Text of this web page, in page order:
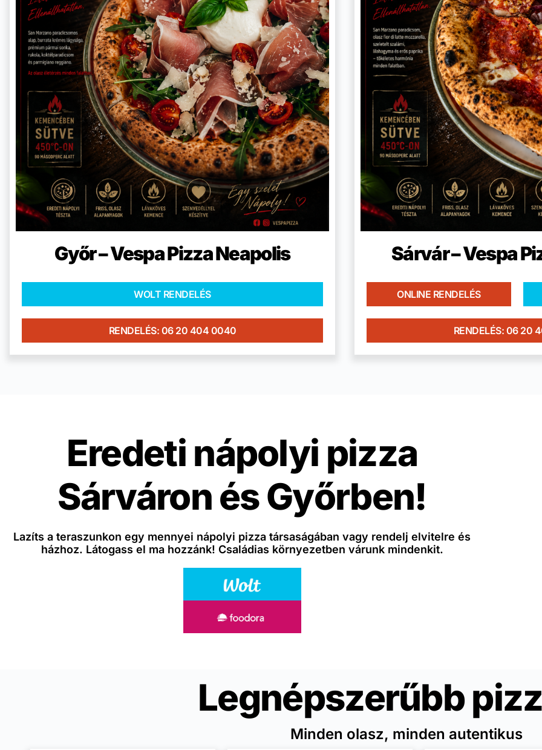
Győr – Vespa Pizza Neapolis
WOLT RENDELÉS
RENDELÉS: 06 20 404 0040
Sárvár – Vespa
ONLINE RENDELÉS
RENDELÉS: 06 20
Eredeti nápolyi pizza
Sárváron és Győrben!
Lazíts a teraszunkon egy mennyei nápolyi pizza társaságában vagy rendelj elvitelre és
házhoz. Látogass el ma hozzánk! Családias környezetben várunk mindenkit.
Legnépszerűbb
Minden olasz, minden autentikus